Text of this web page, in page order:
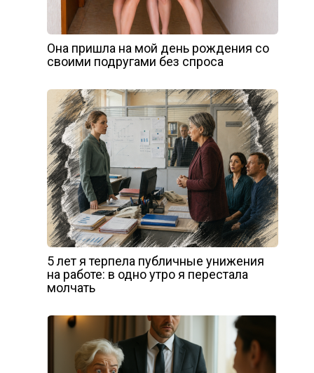
Она пришла на мой день рождения со
своими подругами без спроса
5 лет я терпела публичные унижения
на работе: в одно утро я перестала
молчать